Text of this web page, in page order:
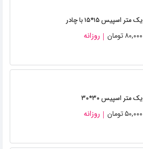
یک متر اسپیس ۱۵*۱۵ با چادر
۸۰,۰۰۰تومان روزانه
یک متر اسپیس ۳۰*۳۰
۵۰,۰۰۰تومان روزانه